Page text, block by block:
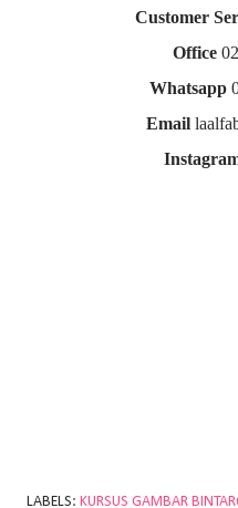
Customer
Office
Whatsapp
Email
LABELS: KURSUS GAMBAR